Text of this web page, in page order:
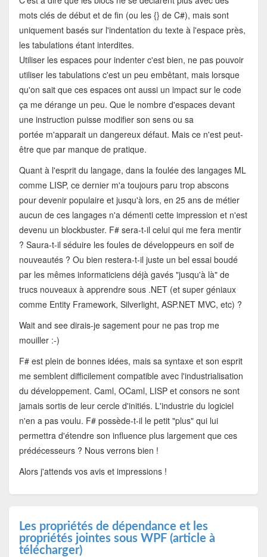
mots clés de début et de fin (ou les {} de C#), mais sont
uniquement basés sur l'indentation du texte à l'espace près,
les tabulations étant interdites.
Utiliser les espaces pour indenter c'est bien, ne pas pouvoir
utiliser les tabulations c'est un peu embêtant, mais lorsque
qu'on sait que ces espaces ont aussi un impact sur le code
ça me dérange un peu. Que le nombre d'espaces devant
une instruction puisse modifier son sens ou sa
portée m'apparait un dangereux défaut. Mais ce n'est peut-
être que par manque de pratique.
Quant à l'esprit du langage, dans la foulée des langages ML
comme LISP, ce dernier m'a toujours paru trop abscons
pour devenir populaire et jusqu'à lors, en 25 ans de métier
aucun de ces langages n'a démenti cette impression et n'est
devenu un blockbuster. F# sera-t-il celui qui me fera mentir
? Saura-t-il séduire les foules de développeurs en soif de
nouveautés ? Ou bien restera-t-il juste un bel essai boudé
par les mêmes informaticiens déjà gavés "jusqu'à là" de
trucs nouveaux à apprendre sous .NET (et super géniaux
comme Entity Framework, Silverlight, ASP.NET MVC, etc) ?
Wait and see dirais-je sagement pour ne pas trop me
mouiller :-)
F# est plein de bonnes idées, mais sa syntaxe et son esprit
me semblent difficilement compatible avec l'industrialisation
du développement. Caml, OCaml, LISP et consors ne sont
jamais sortis de leur cercle d'initiés. L'industrie du logiciel
n'en a pas voulu. F# possède-t-il le petit "plus" qui lui
permettra d'étendre son influence plus largement que ces
prédécesseurs ? Nous verrons bien !
Alors j'attends vos avis et impressions !
Les propriétés de dépendance et les
propriétés jointes sous WPF (article à
télécharger)